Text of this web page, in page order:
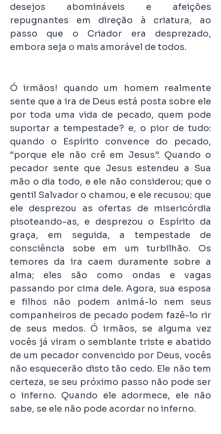
desejos abomináveis e afeições
repugnantes em direção à criatura, ao
passo que o Criador era desprezado,
embora seja o mais amorável de todos.
Ó irmãos! quando um homem realmente
sente que a ira de Deus está posta sobre ele
por toda uma vida de pecado, quem pode
suportar a tempestade? e, o pior de tudo:
quando o Espírito convence do pecado,
“porque ele não crê em Jesus”. Quando o
pecador sente que Jesus estendeu a Sua
mão o dia todo, e ele não considerou; que o
gentil Salvador o chamou, e ele recusou; que
ele desprezou as ofertas de misericórdia
pisoteando-as, e desprezou o Espírito da
graça, em seguida, a tempestade de
consciência sobe em um turbilhão. Os
temores da ira caem duramente sobre a
alma; eles são como ondas e vagas
passando por cima dele. Agora, sua esposa
e filhos não podem animá-lo nem seus
companheiros de pecado podem fazê-lo rir
de seus medos. Ó irmãos, se alguma vez
vocês já viram o semblante triste e abatido
de um pecador convencido por Deus, vocês
não esquecerão disto tão cedo. Ele não tem
certeza, se seu próximo passo não pode ser
o inferno. Quando ele adormece, ele não
sabe, se ele não pode acordar no inferno.